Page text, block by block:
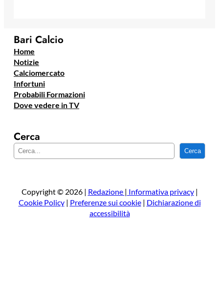
Bari Calcio
Home
Notizie
Calciomercato
Infortuni
Probabili Formazioni
Dove vedere in TV
Cerca
e
a
Cerca
Copyright © 2026 | Redazione | Informativa privacy|
Cookie Policy| Preferenze sui cookie| Dichiarazione di
accessibilità